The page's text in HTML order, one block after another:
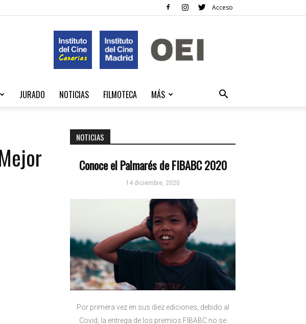
Acceso
JURADO NOTICIAS FILMOTECA MÁS
NOTICIAS
Conoce el Palmarés de FIBABC 2020
14 diciembre, 2020
Por primera vez en sus diez ediciones, debido al
Covid, la entrega de los premios FIBABC no se